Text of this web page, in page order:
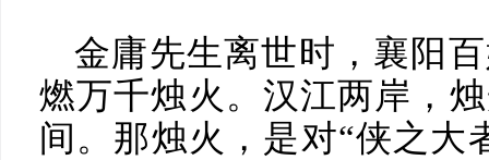
金庸先生离世时，襄阳
燃万千烛火。汉江两岸，
间。那烛火，是对“侠之大